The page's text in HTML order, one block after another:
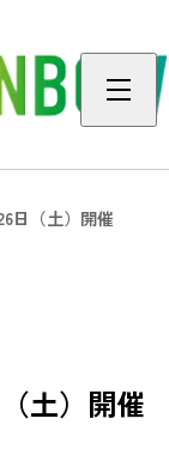
日（土）開催
土）開催